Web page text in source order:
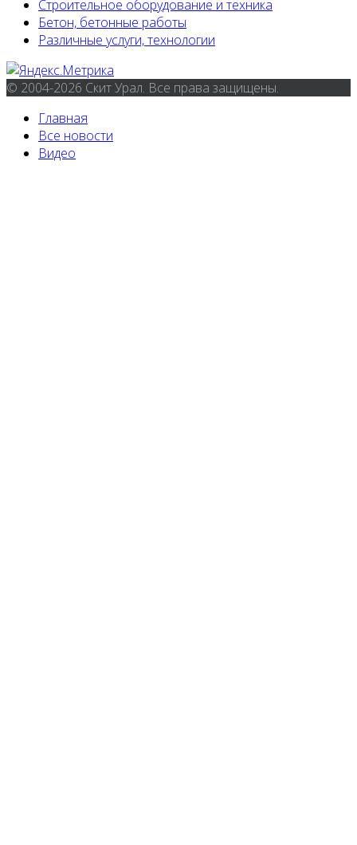
Строительное оборудование и техника
Бетон, бетонные работы
Различные услуги, технологии
© 2004-2026 Скит Урал. Все права защищены.
Главная
Все новости
Видео